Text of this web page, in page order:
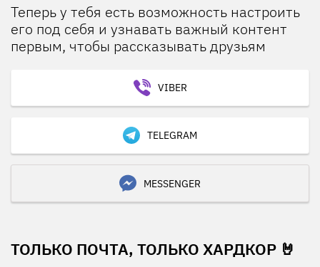
Теперь у тебя есть возможность настроить
его под себя и узнавать важный контент
первым, чтобы рассказывать друзьям
VIBER
TELEGRAM
MESSENGER
ТОЛЬКО ПОЧТА, ТОЛЬКО ХАРДКОР 🤘